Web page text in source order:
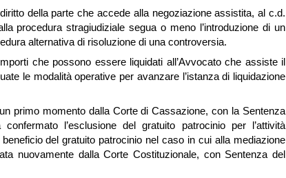
della parte che accede alla negoziazione assistita, al c.d.
procedura stragiudiziale segua o meno l’introduzione di un
alternativa di risoluzione di una controversia.
che possono essere liquidati all’Avvocato che assiste il
le modalità operative per avanzare l’istanza di liquidazione
primo momento dalla Corte di Cassazione, con la Sentenza
l’esclusione del gratuito patrocinio per l’attività
del gratuito patrocinio nel caso in cui alla mediazione
nuovamente dalla Corte Costituzionale, con Sentenza del